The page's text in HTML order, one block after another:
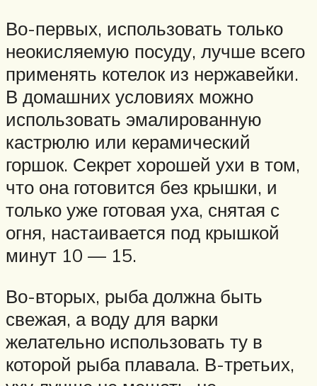
Во-первых, использовать только
неокисляемую посуду, лучше всего
применять котелок из нержавейки.
В домашних условиях можно
использовать эмалированную
кастрюлю или керамический
горшок. Секрет хорошей ухи в том,
что она готовится без крышки, и
только уже готовая уха, снятая с
огня, настаивается под крышкой
минут 10 — 15.
Во-вторых, рыба должна быть
свежая, а воду для варки
желательно использовать ту в
которой рыба плавала. В-третьих,